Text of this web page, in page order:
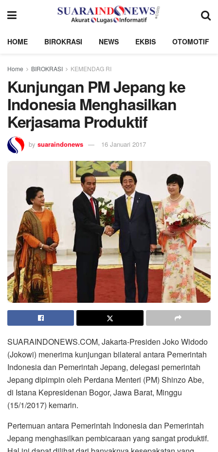
HOME BIROKRASI NEWS EKBIS OTOMOTIF
Home BIROKRASI KEMENDAG RI
Kunjungan PM Jepang ke
Indonesia Menghasilkan
Kerjasama Produktif
by suaraindonews 16 Januari 2017
SUARAINDONEWS.COM, Jakarta-Presiden Joko Widodo
(Jokowi) menerima kunjungan bilateral antara Pemerintah
Indonesia dan Pemerintah Jepang, delegasi pemerintah
Jepang dipimpin oleh Perdana Menteri (PM) Shinzo Abe,
di Istana Kepresidenan Bogor, Jawa Barat, Minggu
(15/1/2017) kemarin.
Pertemuan antara Pemerintah Indonesia dan Pemerintah
Jepang menghasilkan pembicaraan yang sangat produktif.